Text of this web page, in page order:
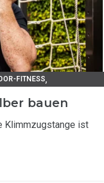
FITNESS,
bauen
Klimmzugstange ist